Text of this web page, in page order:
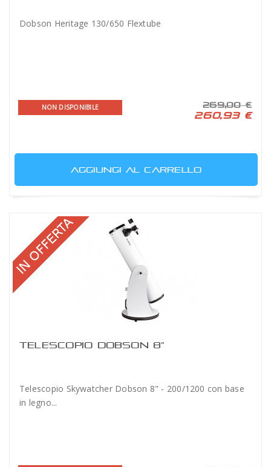
Dobson Heritage 130/650 Flextube
NON DISPONIBILE 269,00 €
260,93 €
AGGIUNGI AL CARRELLO
TELESCOPIO DOBSON 8"
Telescopio Skywatcher Dobson 8" - 200/1200 con base
in legno...